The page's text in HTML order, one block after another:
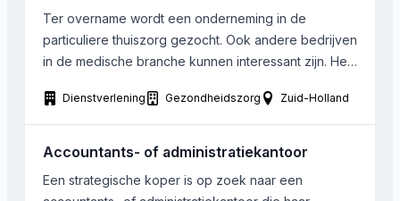
Ter overname wordt een onderneming in de
particuliere thuiszorg gezocht. Ook andere bedrijven
in de medische branche kunnen interessant zijn. Het
Holland.
Dienstverlening Gezondheidszorg Zuid-Holland
Accountants- of administratiekantoor
Een strategische koper is op zoek naar een